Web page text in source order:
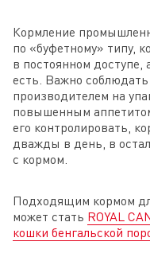
Кормление
по «буфетному» типу,
в постоянном доступе,
есть. Важно
производителем на
повышенным
его контролировать,
дважды в день, в
с кормом.
Подходящим кормом
может стать ROYAL
кошки бенгальской